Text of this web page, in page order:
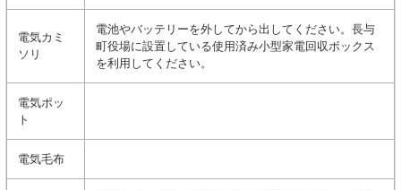
電気カミ
ソリ
電池やバッテリーを外してから出してください。長与
町役場に設置している使用済み小型家電回収ボックス
を利用してください。
電気ポッ
ト
電気毛布